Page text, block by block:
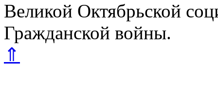
Великой Октябрьской
Гражданской войны.
⇑